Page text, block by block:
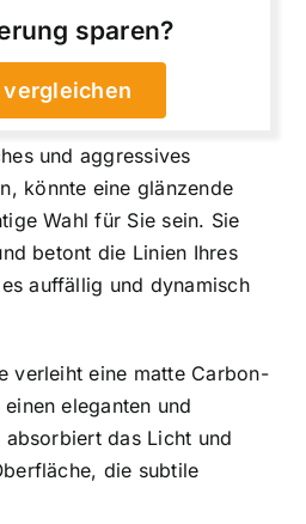
sparen?
und aggressives
könnte eine glänzende
Wahl für Sie sein. Sie
betont die Linien Ihres
auffällig und dynamisch
verleiht eine matte Carbon-
eleganten und
das Licht und
die subtile